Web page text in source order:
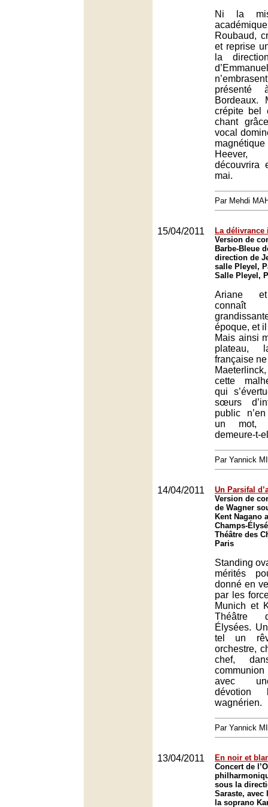
Ni la
Roubaud,
et reprise
la
présenté
Bordeaux.
crépite bel
chant
vocal
découvrira
mai.
Par Mehdi
15/04/2011
La délivrance
Version de
Barbe-Bleue
direction de
salle Pleyel,
Salle Pleyel,
Ariane et
connaît
époque, et il
Mais ainsi
plateau,
française
cette
qui
sœurs
public
un mot,
demeure-t-
Par Yannick
14/04/2011
Un Parsifal
Version de
de Wagner
Kent Nagano
Champs-
Théâtre des
Paris
Standing
mérités
donné en
par les
Munich et
Théâtre
Élysées.
tel un
orchestre,
chef,
communion
avec
dévotion
wagnérien.
Par Yannick
13/04/2011
En noir et
Concert de
sous la
Saraste,
la soprano